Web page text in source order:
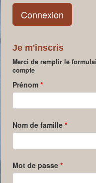
Je m'inscris
Merci de remplir le
compte
Prénom *
Nom de famille *
Mot de passe *